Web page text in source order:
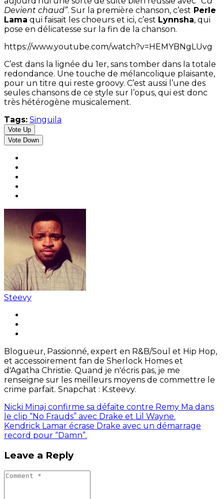
Devient chaud”. Sur la première chanson, c’est Perle
Lama qui faisait les choeurs et ici, c’est Lynnsha, qui
pose en délicatesse sur la fin de la chanson.
https://www.youtube.com/watch?v=HEMYBNgLUvg
C’est dans la lignée du 1er, sans tomber dans la totale
redondance. Une touche de mélancolique plaisante,
pour un titre qui reste groovy. C’est aussi l’une des
seules chansons de ce style sur l’opus, qui est donc
très hétérogène musicalement.
Tags: Singuila
Vote Up
Vote Down
Steevy
Blogueur, Passionné, expert en R&B/Soul et Hip Hop,
et accessoirement fan de Sherlock Homes et
d'Agatha Christie. Quand je n'écris pas, je me
renseigne sur les meilleurs moyens de commettre le
crime parfait. Snapchat : K.steevy.
Nicki Minaj confirme sa défaite contre Remy Ma dans
le clip “No Frauds” avec Drake et Lil Wayne.
Kendrick Lamar écrase Drake avec un démarrage
record pour “Damn”.
Leave a Reply